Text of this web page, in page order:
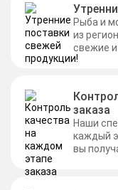
Рыба и
из
свежие и
заказа
Наши
каждый
вы